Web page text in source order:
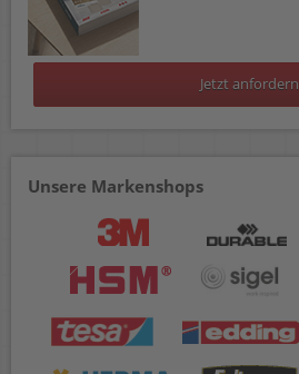
Jetzt anfordern
Unsere Markenshops